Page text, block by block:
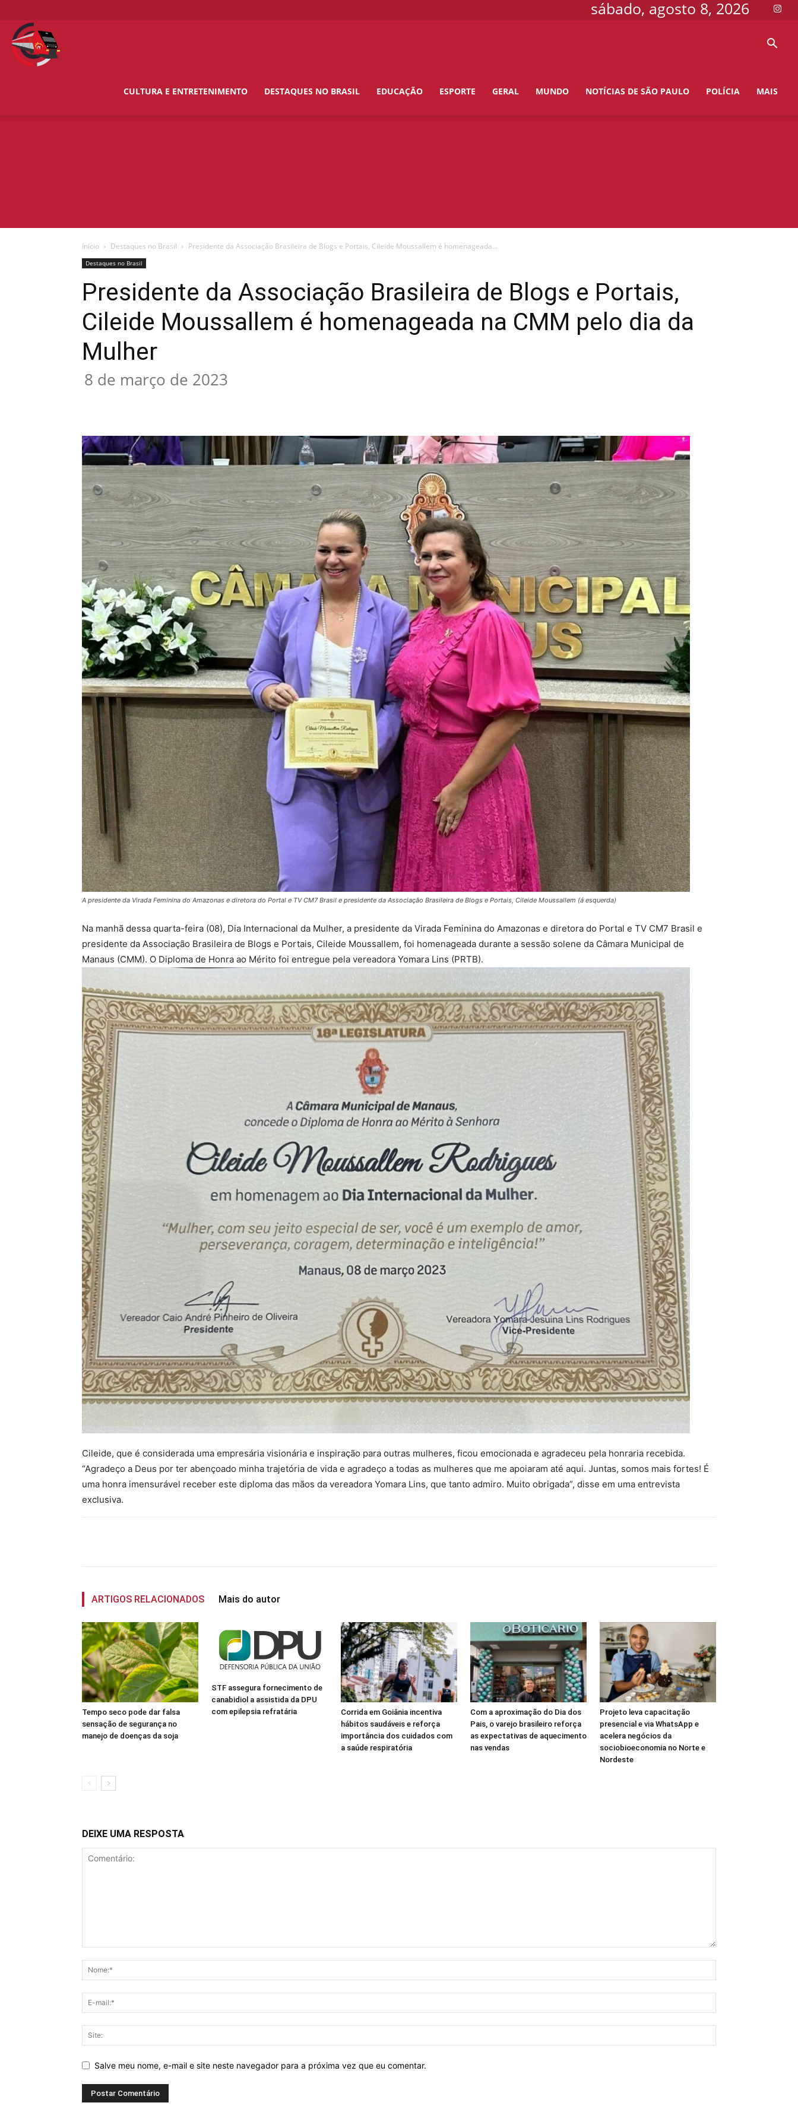
sábado, agosto 8, 2026
CULTURA E ENTRETENIMENTO DESTAQUES NO BRASIL EDUCAÇÃO ESPORTE GERAL MUNDO NOTÍCIAS DE SÃO PAULO POLÍCIA MAIS
Início Destaques no Brasil Presidente da Associação Brasileira de Blogs e Portais, Cileide Moussallem é homenageada...
Destaques no Brasil
Presidente da Associação Brasileira de Blogs e Portais,
Cileide Moussallem é homenageada na CMM pelo dia da
Mulher
8 de março de 2023
A presidente da Virada Feminina do Amazonas e diretora do Portal e TV CM7 Brasil e presidente da Associação Brasileira de Blogs e Portais, Cileide Moussallem (á esquerda)
Na manhã dessa quarta-feira (08), Dia Internacional da Mulher, a presidente da Virada Feminina do Amazonas e diretora do Portal e TV CM7 Brasil e
presidente da Associação Brasileira de Blogs e Portais, Cileide Moussallem, foi homenageada durante a sessão solene da Câmara Municipal de
Manaus (CMM). O Diploma de Honra ao Mérito foi entregue pela vereadora Yomara Lins (PRTB).
Cileide, que é considerada uma empresária visionária e inspiração para outras mulheres, ficou emocionada e agradeceu pela honraria recebida.
“Agradeço a Deus por ter abençoado minha trajetória de vida e agradeço a todas as mulheres que me apoiaram até aqui. Juntas, somos mais fortes! É
uma honra imensurável receber este diploma das mãos da vereadora Yomara Lins, que tanto admiro. Muito obrigada”, disse em uma entrevista
exclusiva.
ARTIGOS RELACIONADOS Mais do autor
Tempo seco pode dar falsa
sensação de segurança no
manejo de doenças da soja
STF assegura fornecimento de
canabidiol a assistida da DPU
com epilepsia refratária
Corrida em Goiânia incentiva
hábitos saudáveis e reforça
importância dos cuidados com
a saúde respiratória
Com a aproximação do Dia dos
Pais, o varejo brasileiro reforça
as expectativas de aquecimento
nas vendas
Projeto leva capacitação
presencial e via WhatsApp e
acelera negócios da
sociobioeconomia no Norte e
Nordeste
DEIXE UMA RESPOSTA
Salve meu nome, e-mail e site neste navegador para a próxima vez que eu comentar.